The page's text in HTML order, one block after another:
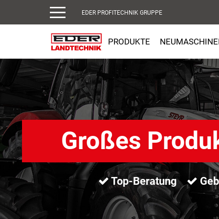
EDER PROFITECHNIK GRUPPE
PRODUKTE
Großes
Top-Beratung